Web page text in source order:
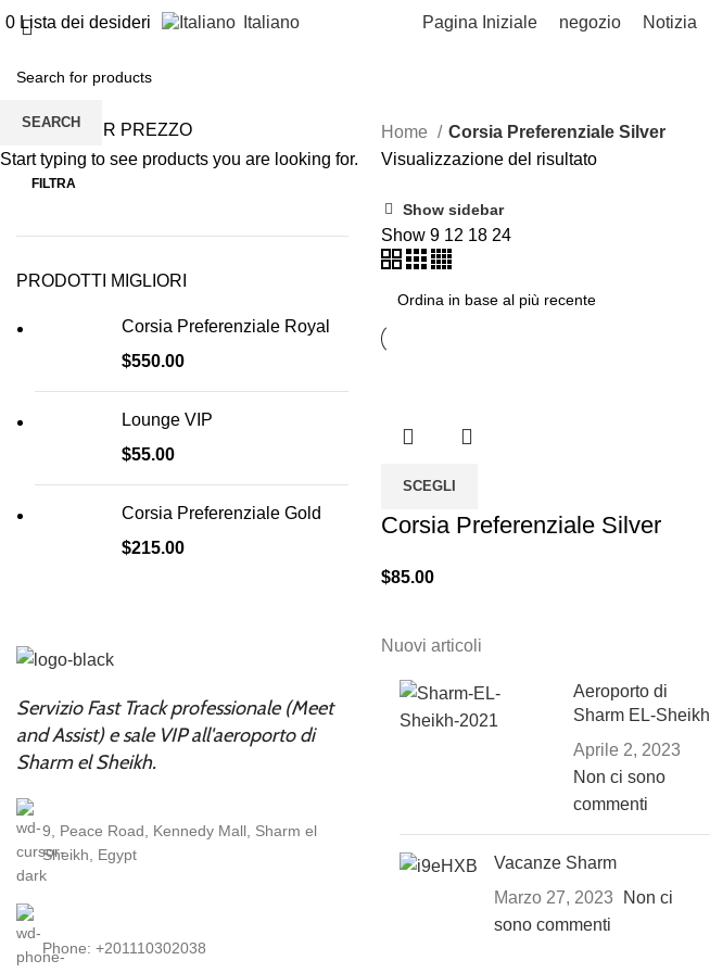
0 Lista dei desideri Italiano Pagina Iniziale negozio Notizia
Corsia Preferenziale Silver
FILTRA PER PREZZO
FILTRA
PRODOTTI MIGLIORI
Corsia Preferenziale Royal
$550.00
Lounge VIP
$55.00
Corsia Preferenziale Gold
$215.00
Home
Corsia Preferenziale Silver
Visualizzazione del risultato
Show sidebar
Show 9 12 18 24
SCEGLI
Corsia Preferenziale Silver
$85.00
Servizio Fast Track professionale (Meet
and Assist) e sale VIP all'aeroporto di
Sharm el Sheikh.
9, Peace Road, Kennedy Mall, Sharm el
Sheikh, Egypt
Phone: +201110302038
Nuovi articoli
Aeroporto di
Sharm EL-Sheikh
Aprile 2, 2023
Non ci sono
commenti
Vacanze Sharm
Marzo 27, 2023
Non ci
sono commenti
SEARCH
Start typing to see products you are looking for.